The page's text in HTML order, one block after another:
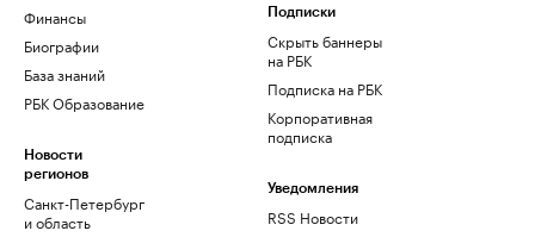
Финансы
Биографии
База знаний
РБК Образование
Новости
регионов
Санкт-Петербург
и область
Подписки
Скрыть баннеры
на РБК
Подписка на РБК
Корпоративная
подписка
Уведомления
RSS Новости